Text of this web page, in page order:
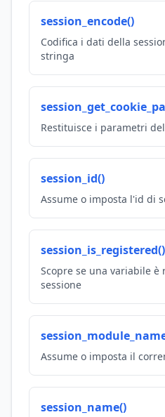
session_encode()
Codifica i dati della
stringa
Restituisce i parametri
session_id()
Assume o imposta l'id di
session_is_registered()
Scopre se una variabile è
sessione
Assume o imposta il
session_name()